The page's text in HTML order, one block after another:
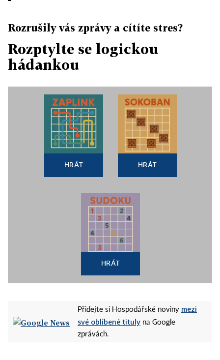
Rozrušily vás zprávy a cítíte stres?
Rozptylte se logickou
hádankou
HRÁT HRÁT
HRÁT
Přidejte si Hospodářské noviny mezi
své oblíbené tituly na Google
zprávách.